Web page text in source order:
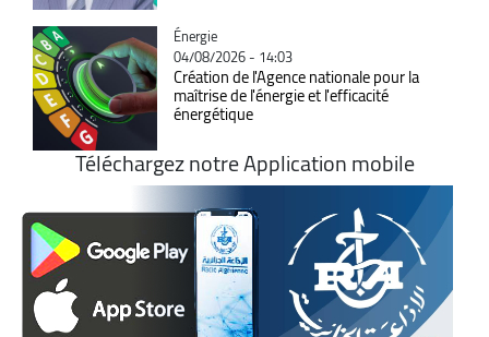
Catégorie
Énergie
04/08/2026 - 14:03
Création de l'Agence nationale pour la
maîtrise de l'énergie et l'efficacité
énergétique
Téléchargez notre Application mobile